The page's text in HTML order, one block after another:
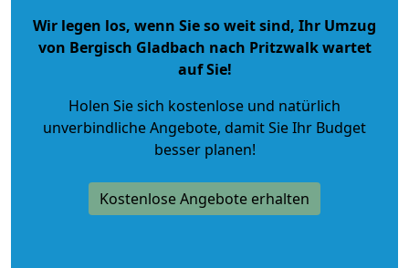
Wir legen los, wenn Sie so weit sind, Ihr Umzug
von Bergisch Gladbach nach Pritzwalk wartet
auf Sie!
Holen Sie sich kostenlose und natürlich
unverbindliche Angebote, damit Sie Ihr Budget
besser planen!
Kostenlose Angebote erhalten